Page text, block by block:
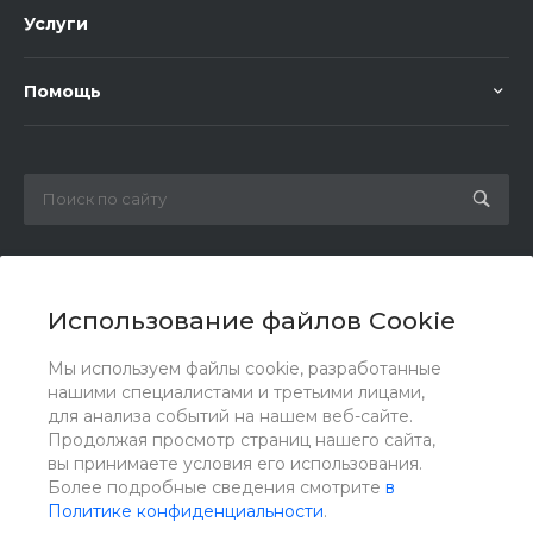
Использование файлов Cookie
Мы используем файлы cookie, разработанные
нашими специалистами и третьими лицами,
для анализа событий на нашем веб-сайте.
Продолжая просмотр страниц нашего сайта,
вы принимаете условия его использования.
Более подробные сведения смотрите в
Политике конфиденциальности.
Услуги
Помощь
info@gidrov.com
г. Челябинск, ул. Масленникова,17Б, оф.311